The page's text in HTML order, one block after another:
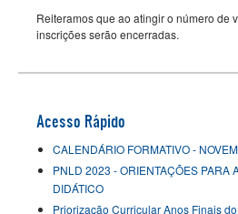
Reiteramos que ao atingir o número de
inscrições serão encerradas.
Acesso Rápido
CALENDÁRIO FORMATIVO -
PNLD 2023 - ORIENTAÇÕES PARA
DIDÁTICO
Priorização Curricular Anos Finais